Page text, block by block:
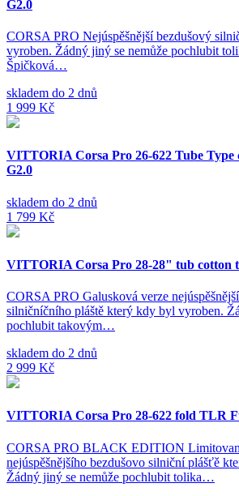
G2.0
CORSA PRO Nejúspěšnější bezdušový
vyroben. Žádný jiný se nemůže pochlubit
Špičková…
skladem do 2 dnů
1 999 Kč
VITTORIA Corsa Pro 26-622 Tube
G2.0
skladem do 2 dnů
1 799 Kč
VITTORIA Corsa Pro 28-28" tub cotton
CORSA PRO Galusková verze
silničníčního pláště který kdy byl vyroben.
pochlubit takovým…
skladem do 2 dnů
2 999 Kč
VITTORIA Corsa Pro 28-622 fold TLR
CORSA PRO BLACK EDITION
nejúspěšnějšího bezdušovo silniční plášťě
Žádný jiný se nemůže pochlubit tolika…